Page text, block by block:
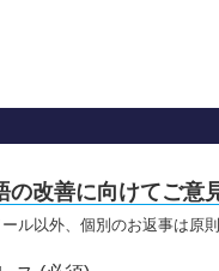
の改善に向けてご意
ル以外、個別のお返事は原